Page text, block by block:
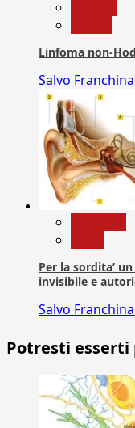
Linfoma non-
Salvo Franchina
Per la sordita’
invisibile e
Salvo Franchina
Potresti esserti